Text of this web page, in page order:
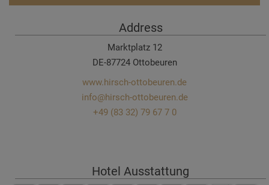
Address
Marktplatz 12
DE-87724 Ottobeuren
www.hirsch-ottobeuren.de
info@hirsch-ottobeuren.de
+49 (83 32) 79 67 7 0
Hotel Ausstattung